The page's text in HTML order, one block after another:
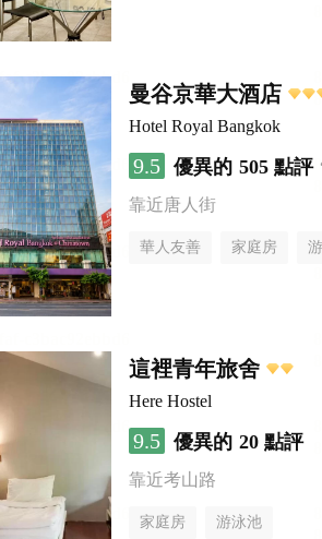
曼谷京華大酒店
Hotel Royal Bangkok
9.5 優異的 505 點評
靠近唐人街
華人友善 家庭房
這裡青年旅舍
Here Hostel
9.5 優異的 20 點評
靠近考山路
家庭房 游泳池